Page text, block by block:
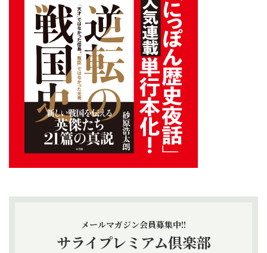
メールマガジン会員募集中!!
サライプレミアム倶楽部